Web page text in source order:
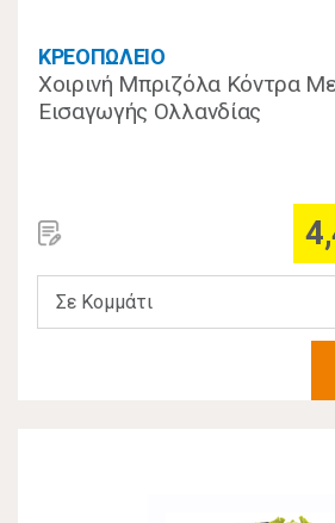
ΚΡΕΟΠΩΛΕΙΟ
Χοιρινή Μπριζόλα Κόντρα
Εισαγωγής Ολλανδίας